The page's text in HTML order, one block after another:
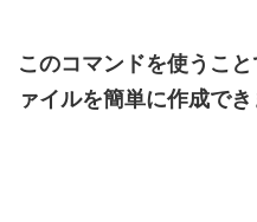
このコマンドを使うこ
ァイルを簡単に作成でき